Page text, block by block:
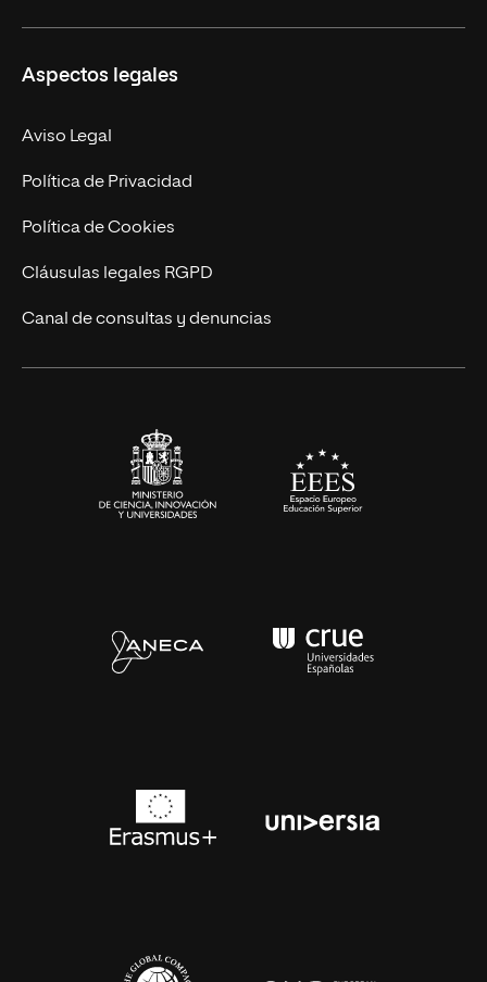
Doctorados
Experto Universitario
Postgrados
Cursos Universitarios
Facultades
Nuestro Equipo
Trabaja en UNIR
Actualidad
UNIR Revista
Eventos
Aspectos legales
Aviso Legal
Política de Privacidad
Política de Cookies
Cláusulas legales RGPD
Canal de consultas y denuncias